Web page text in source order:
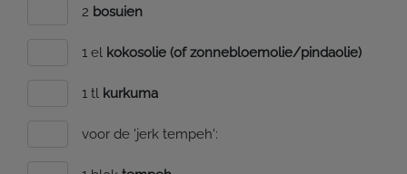
2 bosuien
1 el kokosolie (of zonnebloemolie/pindaolie)
1 tl kurkuma
voor de 'jerk tempeh':